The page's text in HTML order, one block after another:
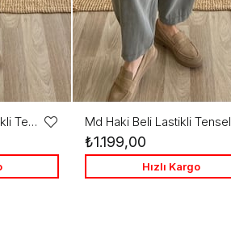
Md Antrasit Beli Lastikli Tensel Şalvar Pantolon
Favorilere
Ekle
₺1.199,00
Hızlı Kargo